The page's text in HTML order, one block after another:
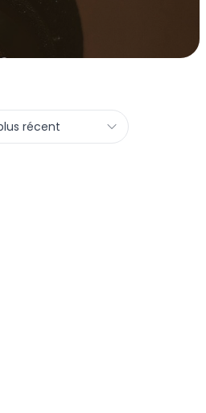
récent